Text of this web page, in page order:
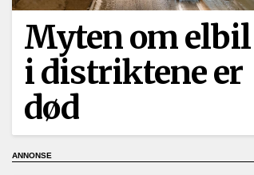
Myten om elbil
i distriktene er
død